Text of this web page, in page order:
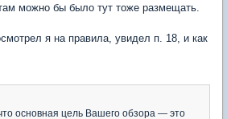
можно бы было тут тоже размещать.
я на правила, увидел п. 18, и как
основная цель Вашего обзора — это